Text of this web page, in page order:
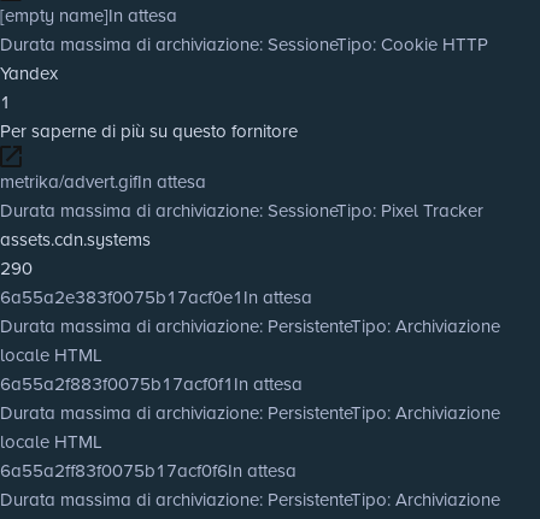
[empty name]In attesa
Durata massima di archiviazione: SessioneTipo: Cookie HTTP
Yandex
1
Per saperne di più su questo fornitore
metrika/advert.gifIn attesa
Durata massima di archiviazione: SessioneTipo: Pixel Tracker
assets.cdn.systems
290
6a55a2e383f0075b17acf0e1In attesa
Durata massima di archiviazione: PersistenteTipo: Archiviazione
locale HTML
6a55a2f883f0075b17acf0f1In attesa
Durata massima di archiviazione: PersistenteTipo: Archiviazione
locale HTML
6a55a2ff83f0075b17acf0f6In attesa
Durata massima di archiviazione: PersistenteTipo: Archiviazione